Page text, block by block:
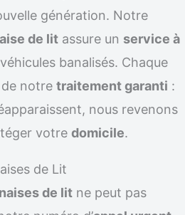
génération. Notre
de lit assure un service à
banalisés. Chaque
notre traitement garanti :
nous revenons
votre domicile.
de Lit
de lit ne peut pas